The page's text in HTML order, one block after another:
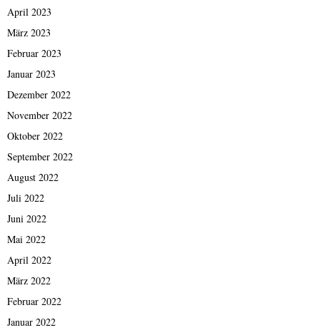
April 2023
März 2023
Februar 2023
Januar 2023
Dezember 2022
November 2022
Oktober 2022
September 2022
August 2022
Juli 2022
Juni 2022
Mai 2022
April 2022
März 2022
Februar 2022
Januar 2022